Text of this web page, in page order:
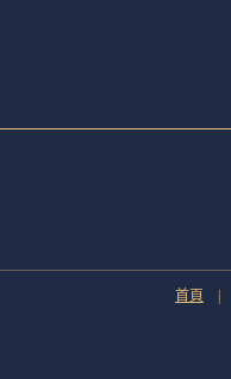
首頁